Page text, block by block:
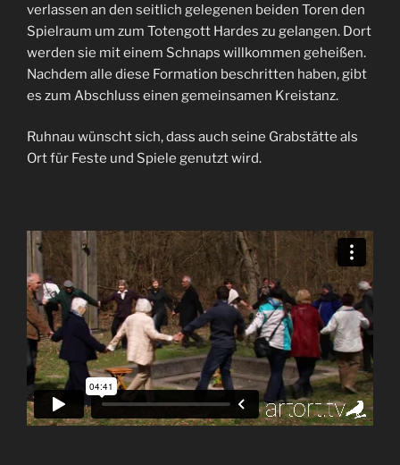
verlassen an den seitlich gelegenen beiden Toren den
Spielraum um zum Totengott Hardes zu gelangen. Dort
werden sie mit einem Schnaps willkommen geheißen.
Nachdem alle diese Formation beschritten haben, gibt
es zum Abschluss einen gemeinsamen Kreistanz.
Ruhnau wünscht sich, dass auch seine Grabstätte als
Ort für Feste und Spiele genutzt wird.